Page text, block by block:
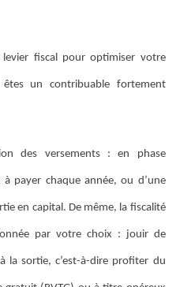
fiscal pour optimiser votre
un contribuable fortement
des versements : en phase
payer chaque année, ou d’une
en capital. De même, la fiscalité
par votre choix : jouir de
la sortie, c’est-à-dire profiter du